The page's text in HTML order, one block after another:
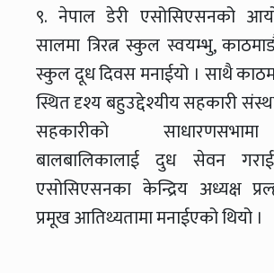
९. नेपाल डेरी एसोसिएसनको
सालमा त्रिरत्न स्कुल स्वयम्भु,
स्कुल दूध दिवस मनाईयो । साथै
स्थित दृश्य बहुउद्देश्यीय सहकारी
सहकारीको
बालबालिकालाई दुध सेवन
एसोसिएसनका केन्द्रिय अध्यक्ष
प्रमूख आतिथ्यतामा मनाईएको थियो ।